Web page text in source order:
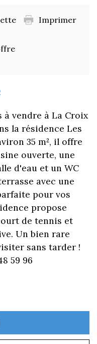
Imprimer
à vendre à La Croix
la résidence Les
35 m², il offre
ouverte, une
d'eau et un WC
avec une
pour vos
propose
de tennis et
Un bien rare
sans tarder !
59 96